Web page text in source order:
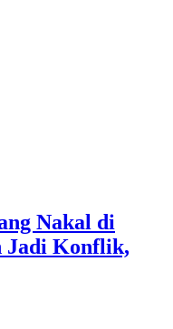
Nakal di
Jadi Konflik,